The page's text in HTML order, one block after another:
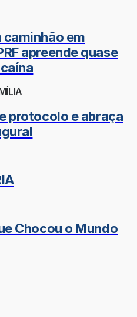
em
apreende quase
protocolo e abraça
Chocou o Mundo